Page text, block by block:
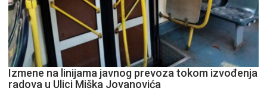
Izmene na linijama javnog prevoza tokom izvođenja
radova u Ulici Miška Jovanovića